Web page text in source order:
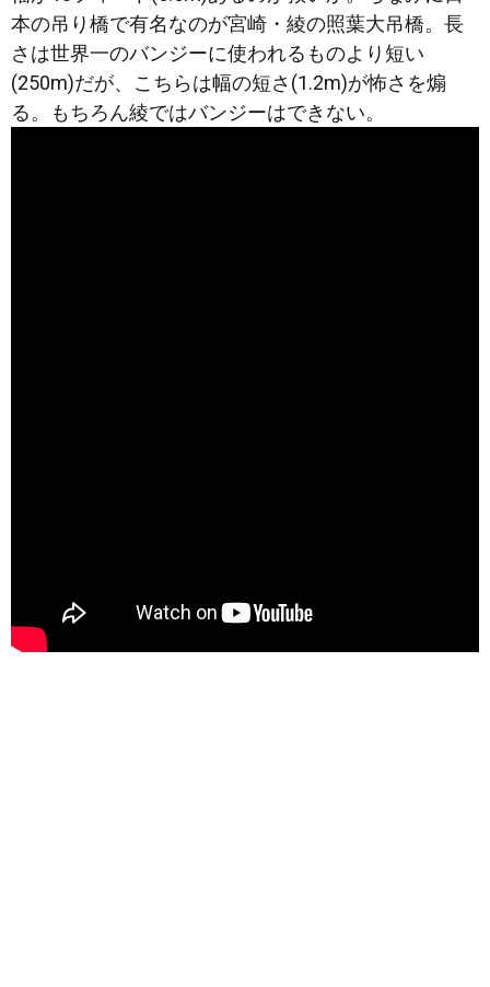
本の吊り橋で有名なのが宮崎・綾の照葉大吊橋。長
さは世界一のバンジーに使われるものより短い
(250m)だが、こちらは幅の短さ(1.2m)が怖さを煽
る。もちろん綾ではバンジーはできない。